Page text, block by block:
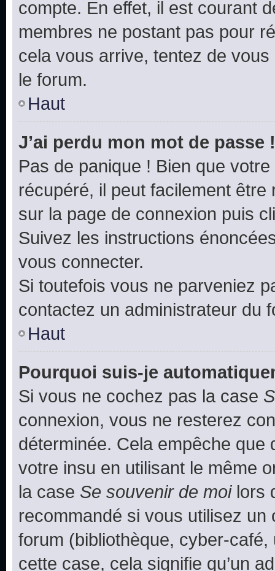
compte. En effet, il est courant
membres ne postant pas pour
cela vous arrive, tentez de
le forum.
Haut
J’ai perdu mon mot de passe !
Pas de panique ! Bien que
récupéré, il peut facilement
sur la page de connexion puis
Suivez les instructions
vous connecter.
Si toutefois vous ne parveniez
contactez un administrateur du
Haut
Pourquoi suis-je
Si vous ne cochez pas la case
connexion, vous ne resterez
déterminée. Cela empêche que
votre insu en utilisant le même
la case Se souvenir de moilors
recommandé si vous utilisez
forum (bibliothèque, cyber-
cette case, cela signifie qu’un